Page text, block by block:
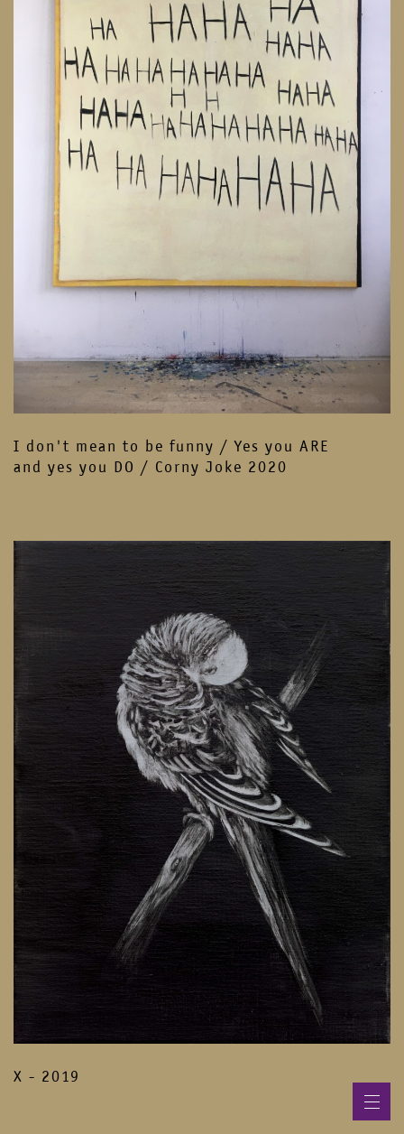
I don't mean to be funny / Yes you ARE
and yes you DO / Corny Joke 2020
X - 2019